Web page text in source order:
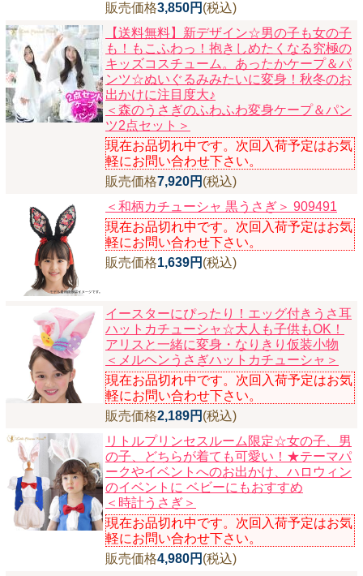
販売価格3,850円 (税込)
【送料無料】新デザイン☆男の子も女の子
も！もこふわっ！抱きしめたくなる究極の
キッズコスチューム。あったかケープ＆パ
ンツ☆ぬいぐるみみたいに変身！秋冬のお
出かけに注目度大♪
＜森のうさぎのふわふわ変身ケープ＆パン
ツ2点セット＞
現在お品切れ中です。次回入荷予定はお気
軽にお問い合わせ下さい。
販売価格7,920円 (税込)
＜和柄カチューシャ 黒うさぎ＞ 909491
現在お品切れ中です。次回入荷予定はお気
軽にお問い合わせ下さい。
販売価格1,639円 (税込)
イースターにぴったり！エッグ付きうさ耳
ハットカチューシャ☆大人も子供もOK！
アリスと一緒に変身・なりきり仮装小物
＜メルヘンうさぎハットカチューシャ＞
現在お品切れ中です。次回入荷予定はお気
軽にお問い合わせ下さい。
販売価格2,189円 (税込)
リトルプリンセスルーム限定☆女の子、男
の子、どちらが着ても可愛い！★テーマパ
ークやイベントへのお出かけ、ハロウィン
のイベントに ベビーにもおすすめ
＜時計うさぎ＞
現在お品切れ中です。次回入荷予定はお気
軽にお問い合わせ下さい。
販売価格4,980円 (税込)